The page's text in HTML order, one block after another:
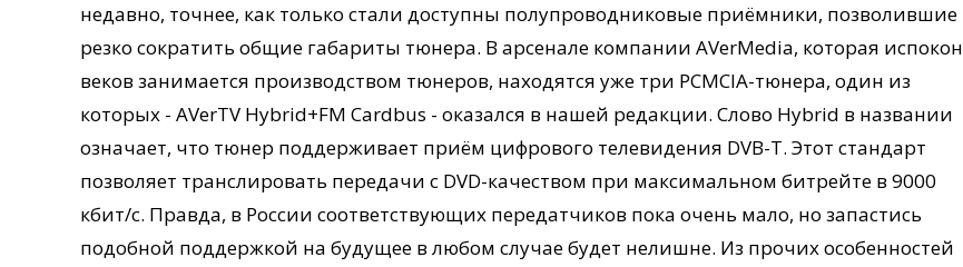
недавно, точнее, как только стали доступны полупроводниковые приёмники, позволившие
резко сократить общие габариты тюнера. В арсенале компании AVerMedia, которая испокон
веков занимается производством тюнеров, находятся уже три PCMCIA-тюнера, один из
которых - AVerTV Hybrid+FM Cardbus - оказался в нашей редакции. Слово Hybrid в названии
означает, что тюнер поддерживает приём цифрового телевидения DVB-T. Этот стандарт
позволяет транслировать передачи с DVD-качеством при максимальном битрейте в 9000
кбит/c. Правда, в России соответствующих передатчиков пока очень мало, но запастись
подобной поддержкой на будущее в любом случае будет нелишне. Из прочих особенностей